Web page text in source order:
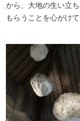
から、大地の生い立
もらうことを心がけて